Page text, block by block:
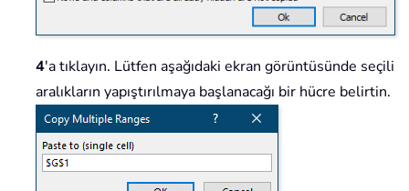
4'a tıklayın. Lütfen aşağıdaki ekran görüntüsünde seçili
aralıkların yapıştırılmaya başlanacağı bir hücre belirtin.